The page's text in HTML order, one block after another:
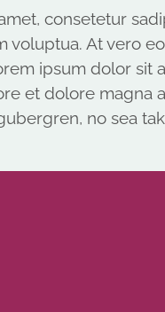
consetetur
voluptua. At vero
ipsum dolor sit
et dolore magna
no sea